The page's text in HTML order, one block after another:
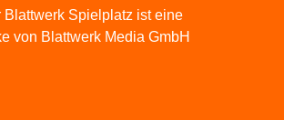
Blattwerk Spielplatz ist eine
von Blattwerk Media GmbH